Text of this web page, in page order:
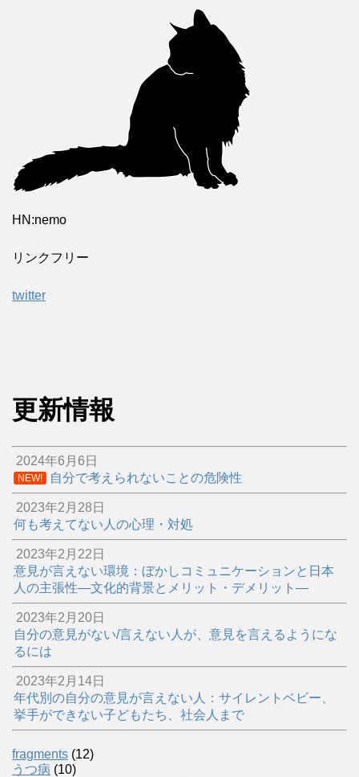
HN:nemo
リンクフリー
twitter
更新情報
2024年6月6日
NEW! 自分で考えられないことの危険性
2023年2月28日
何も考えてない人の心理・対処
2023年2月22日
意見が言えない環境：ぼかしコミュニケーションと日本
人の主張性―文化的背景とメリット・デメリット―
2023年2月20日
自分の意見がない/言えない人が、意見を言えるようにな
るには
2023年2月14日
年代別の自分の意見が言えない人：サイレントベビー、
挙手ができない子どもたち、社会人まで
fragments (12)
うつ病 (10)